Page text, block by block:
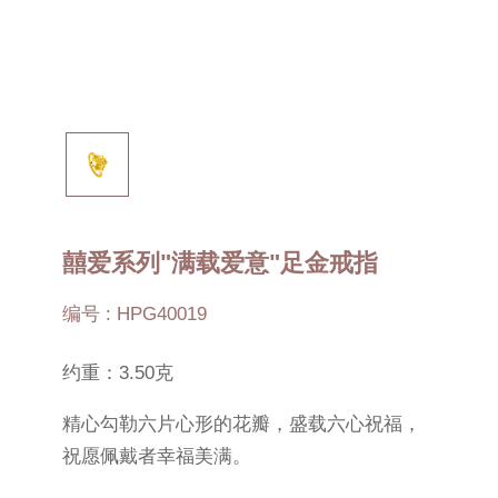
囍爱系列"满载爱意"足金戒指
编号 : HPG40019
约重：3.50克
精心勾勒六片心形的花瓣，盛载六心祝福，
祝愿佩戴者幸福美满。